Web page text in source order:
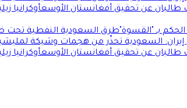
طالبان عن تحقيق أفغانستان الأوسعأوكرانيا
بـ "القسوة"طرق السعودية النفطية تحت
إيران: السعودية تحذّر من هجمات وشيكة
طالبان عن تحقيق أفغانستان الأوسعأوكرانيا